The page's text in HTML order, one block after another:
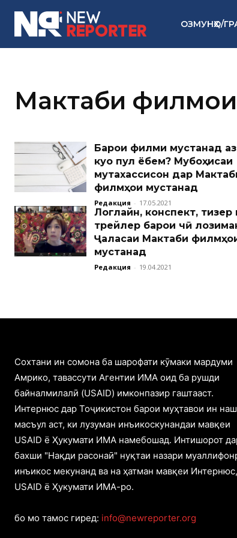
ОЗМУНҲО/
Мактаби
Барои филми мустанад аз
куҷо пул ёбем? Мубоҳисаи
мутахассисон дар
филмҳои мустанад
Редакция - 17.05.2021
Логлайн, конспект, тизер
трейлер барои чӣ
Ҷаласаи Мактаби
мустанад
Редакция - 19.04.2021
Cохтани ин сомона ба шарофати кӯмаки мардуми
Амрико, тавассути Агентии ИМА оид ба рушди
байналмилалӣ (USAID) имконпазир гаштааст.
Интернюс дар Тоҷикистон барои муҳтавои ин
масъул аст, ки лузуман инъикоскунандаи мавқеи
USAID ё Ҳукумати ИМА намебошад. Интишорот
бахши "Нақди расонаӣ" нуқтаи назари
инъикос мекунанд ва на ҳатман мавқеи Интернюс,
USAID ё Ҳукумати ИМА-ро.
бо мо тамос гиред: info@newreporter.org